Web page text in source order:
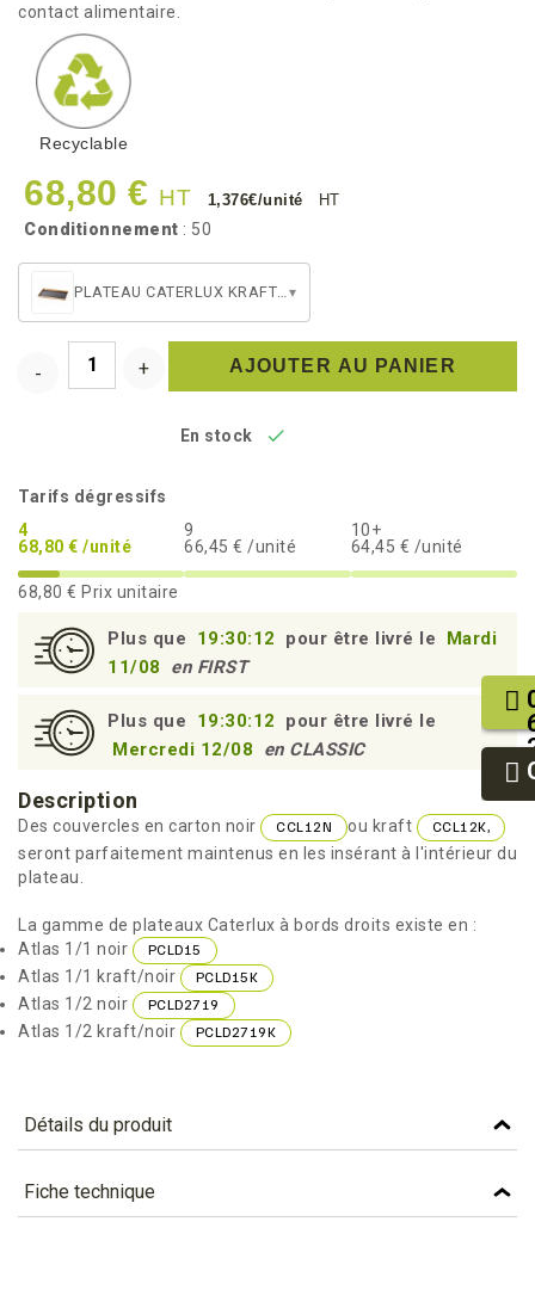
contact alimentaire.
Recyclable
68,80 € HT 1,376€/unité HT
Conditionnement : 50
▾
AJOUTER AU PANIER
En stock 
Tarifs dégressifs
4
68,80 € /unité
9
66,45 € /unité
10+
64,45 € /unité
68,80 € Prix unitaire
Plus que 19:30:11 pour être livré le
Mardi
11/08
en FIRST
Plus que 19:30:11
pour être livré le
Mercredi 12/08
en CLASSIC
Description
Des couvercles en carton noir CCL12N ou kraft CCL12K,
seront parfaitement maintenus en les insérant à l'intérieur du
plateau.
La gamme de plateaux Caterlux à bords droits existe en :
Atlas 1/1 noir
PCLD15
Atlas 1/1 kraft/noir PCLD15K
Atlas 1/2 noir PCLD2719
Atlas 1/2 kraft/noir PCLD2719K
Détails du produit
Référence PCLD2719K
Caractéristiques
Fiche technique